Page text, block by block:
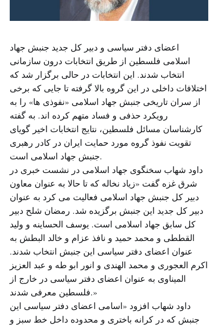
اعضای دفتر سیاسی و دبیر کل جدید جنبش جهاد
اسلامی فلسطین از طریق انتخابات درون سازمانی
انتخاب شدند. این انتخابات در حالی برگزار شد که
اختلافات داخلی در این گروه بالا گرفته تا جایی که برخی
از سران تاریخی جنبش جهاد اسلامی «نفوذی ها» را به
رویکرد حذفی و فساد متهم کرده اند. به گفته
کارشناسان مسائل فلسطین، نتایج انتخابات اخیر گویای
تقویت نفوذ گروه مورد حمایت ایران در کادر رهبری
جنبش جهاد اسلامی است.
داود شهاب سخنگوی جهاد اسلامی در نشست خبری در
شرق غزه گفت «زیاد نخاله که تا حالا به عنوان معاون
دبیر کل جنبش جهاد اسلامی فعالیت می کرد به عنوان
دبیر کل جدید این جنبش برگزیده شد. رمضان شلح دبیر
کل سابق جهاد اسلامی است. یوسف الحساینه و ولید
القططی و محمد حمید و نافذ عزام و خالد البطش به
عنوان اعضای دفتر سیاسی این جنبش انتخاب شدند.
اکرم العجوری و محمد الهندی و انور ابو طه و عبد العزیز
المیناوی به عنوان اعضای دفتر سیاسی در خارج از
فلسطین معرفی شدند.»
داود شهاب افزود «اسامی اعضای دفتر سیاسی این
جنبش که در کرانه باختری و محدوده داخل خط سبز و